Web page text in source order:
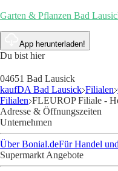
Garten & Pflanzen Bad
App herunterladen!
Du bist hier
04651 Bad Lausick
kaufDA Bad Lausick Filialen
Filialen FLEUROP Filiale -
Adresse & Öffnungszeiten
Unternehmen
Über Bonial.deFür Handel
Supermarkt Angebote